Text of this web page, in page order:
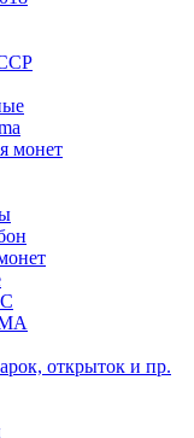
монет
открыток и пр.